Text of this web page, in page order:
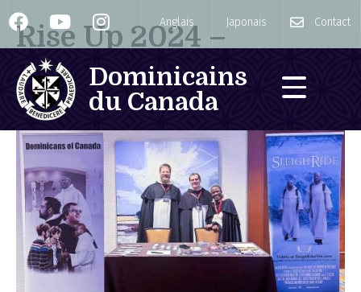
Anglais Japonais Contact
Dominicains
du Canada
Rise Up 2024 –
Calgary